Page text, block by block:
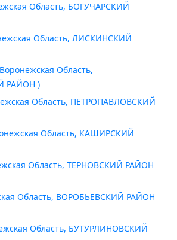
Область, БОГУЧАРСКИЙ
Область, ЛИСКИНСКИЙ
Область,
РАЙОН )
Область, ПЕТРОПАВЛОВСКИЙ
Область, КАШИРСКИЙ
Область, ТЕРНОВСКИЙ РАЙОН
Область, ВОРОБЬЕВСКИЙ РАЙОН
Область, БУТУРЛИНОВСКИЙ